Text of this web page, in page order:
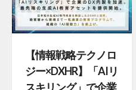
【情報戦略テクノロ
ジー×DXHR】「AIリ
スキリング」で企業